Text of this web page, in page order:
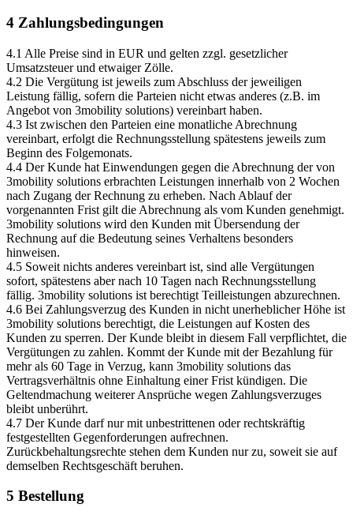
4 Zahlungsbedingungen
4.1 Alle Preise sind in EUR und gelten zzgl. gesetzlicher
Umsatzsteuer und etwaiger Zölle.
4.2 Die Vergütung ist jeweils zum Abschluss der jeweiligen
Leistung fällig, sofern die Parteien nicht etwas anderes (z.B. im
Angebot von 3mobility solutions) vereinbart haben.
4.3 Ist zwischen den Parteien eine monatliche Abrechnung
vereinbart, erfolgt die Rechnungsstellung spätestens jeweils zum
Beginn des Folgemonats.
4.4 Der Kunde hat Einwendungen gegen die Abrechnung der von
3mobility solutions erbrachten Leistungen innerhalb von 2 Wochen
nach Zugang der Rechnung zu erheben. Nach Ablauf der
vorgenannten Frist gilt die Abrechnung als vom Kunden genehmigt.
3mobility solutions wird den Kunden mit Übersendung der
Rechnung auf die Bedeutung seines Verhaltens besonders
hinweisen.
4.5 Soweit nichts anderes vereinbart ist, sind alle Vergütungen
sofort, spätestens aber nach 10 Tagen nach Rechnungsstellung
fällig. 3mobility solutions ist berechtigt Teilleistungen abzurechnen.
4.6 Bei Zahlungsverzug des Kunden in nicht unerheblicher Höhe ist
3mobility solutions berechtigt, die Leistungen auf Kosten des
Kunden zu sperren. Der Kunde bleibt in diesem Fall verpflichtet, die
Vergütungen zu zahlen. Kommt der Kunde mit der Bezahlung für
mehr als 60 Tage in Verzug, kann 3mobility solutions das
Vertragsverhältnis ohne Einhaltung einer Frist kündigen. Die
Geltendmachung weiterer Ansprüche wegen Zahlungsverzuges
bleibt unberührt.
4.7 Der Kunde darf nur mit unbestrittenen oder rechtskräftig
festgestellten Gegenforderungen aufrechnen.
Zurückbehaltungsrechte stehen dem Kunden nur zu, soweit sie auf
demselben Rechtsgeschäft beruhen.
5 Bestellung